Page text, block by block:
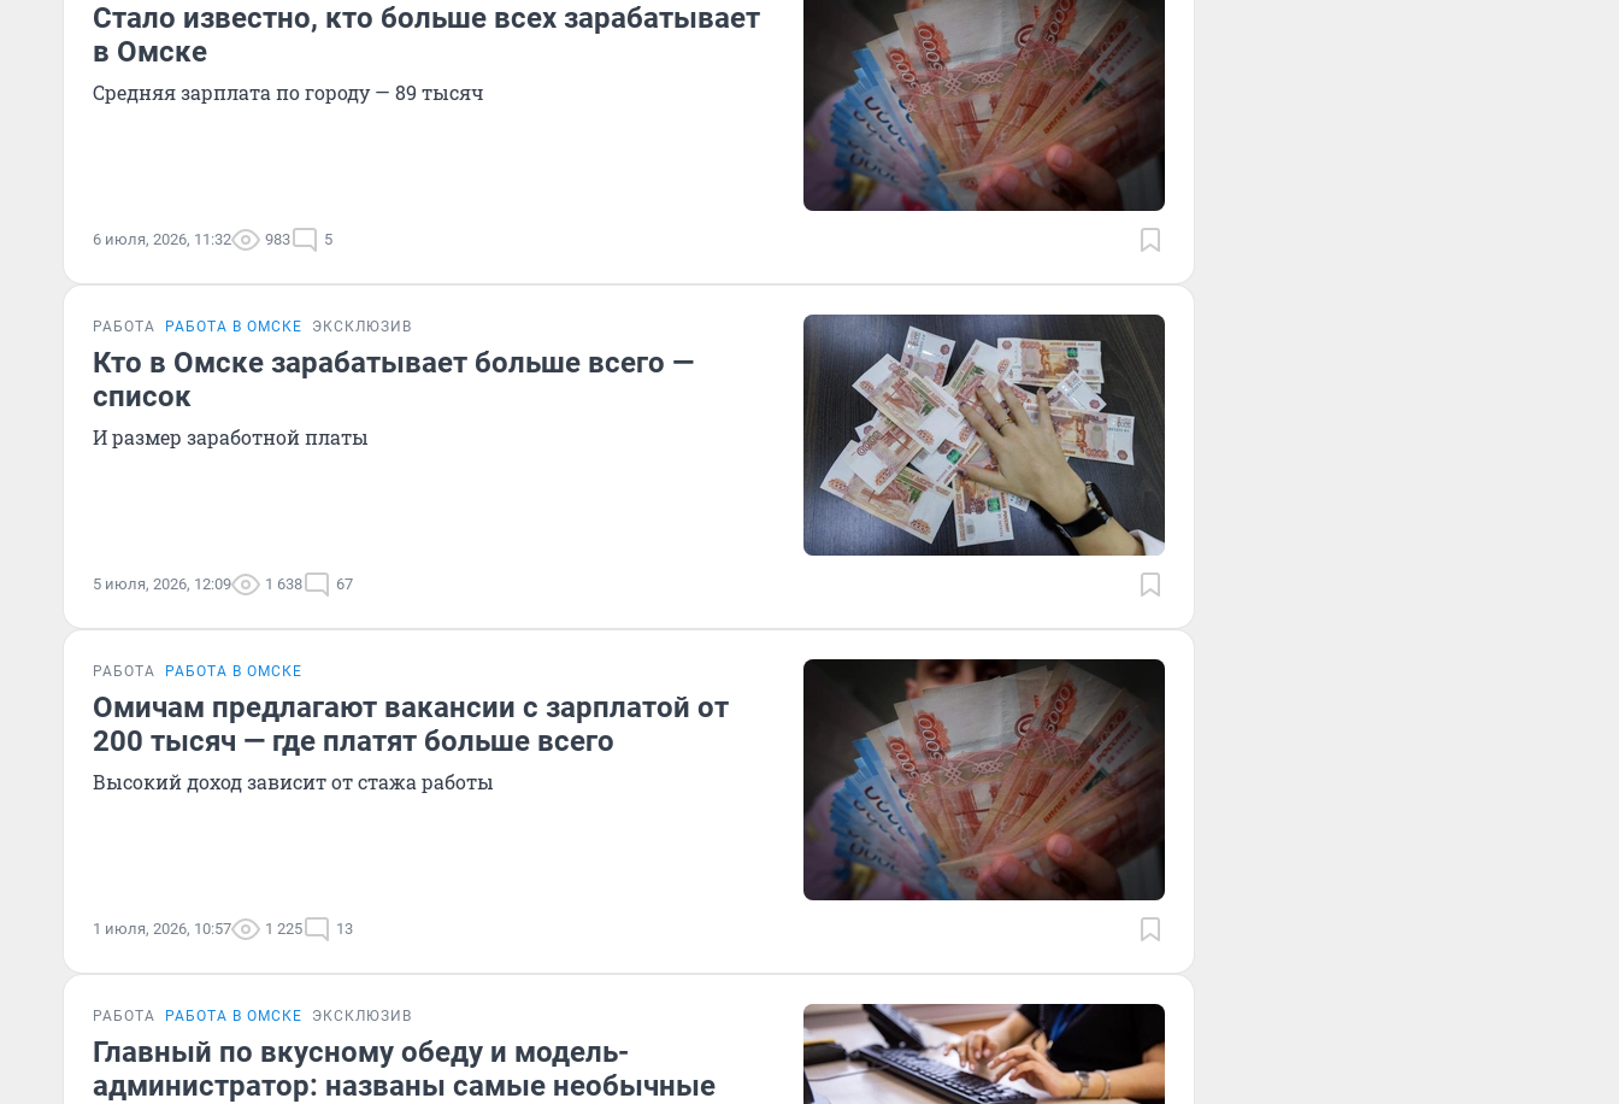
Стало известно, кто больше всех зарабатывает
в Омске
Средняя зарплата по городу — 89 тысяч
6 июля, 2026, 11:32 983 5
РАБОТА РАБОТА В ОМСКЕ ЭКСКЛЮЗИВ
Кто в Омске зарабатывает больше всего —
список
И размер заработной платы
5 июля, 2026, 12:09 1 638 67
РАБОТА РАБОТА В ОМСКЕ
Омичам предлагают вакансии с зарплатой от
200 тысяч — где платят больше всего
Высокий доход зависит от стажа работы
1 июля, 2026, 10:57 1 225 13
РАБОТА РАБОТА В ОМСКЕ ЭКСКЛЮЗИВ
Главный по вкусному обеду и модель-
администратор: названы самые необычные